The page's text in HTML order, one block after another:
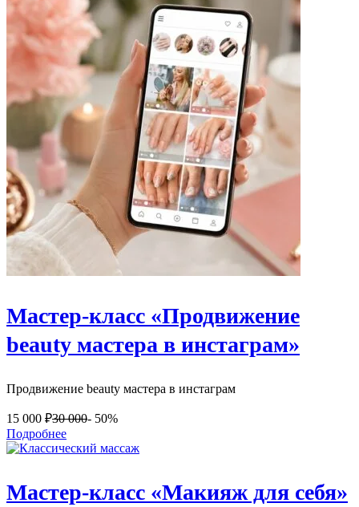
Мастер-класс «Продвижение
beauty мастера в инстаграм»
Продвижение beauty мастера в инстаграм
15 000 ₽30 000- 50%
Подробнее
Мастер-класс «Макияж для себя»